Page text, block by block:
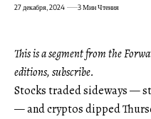
27 декабря, 2024 3 Мин Чтения
This is a segment from the
editions,subscribe.
Stocks traded sideways —
— and cryptos dipped